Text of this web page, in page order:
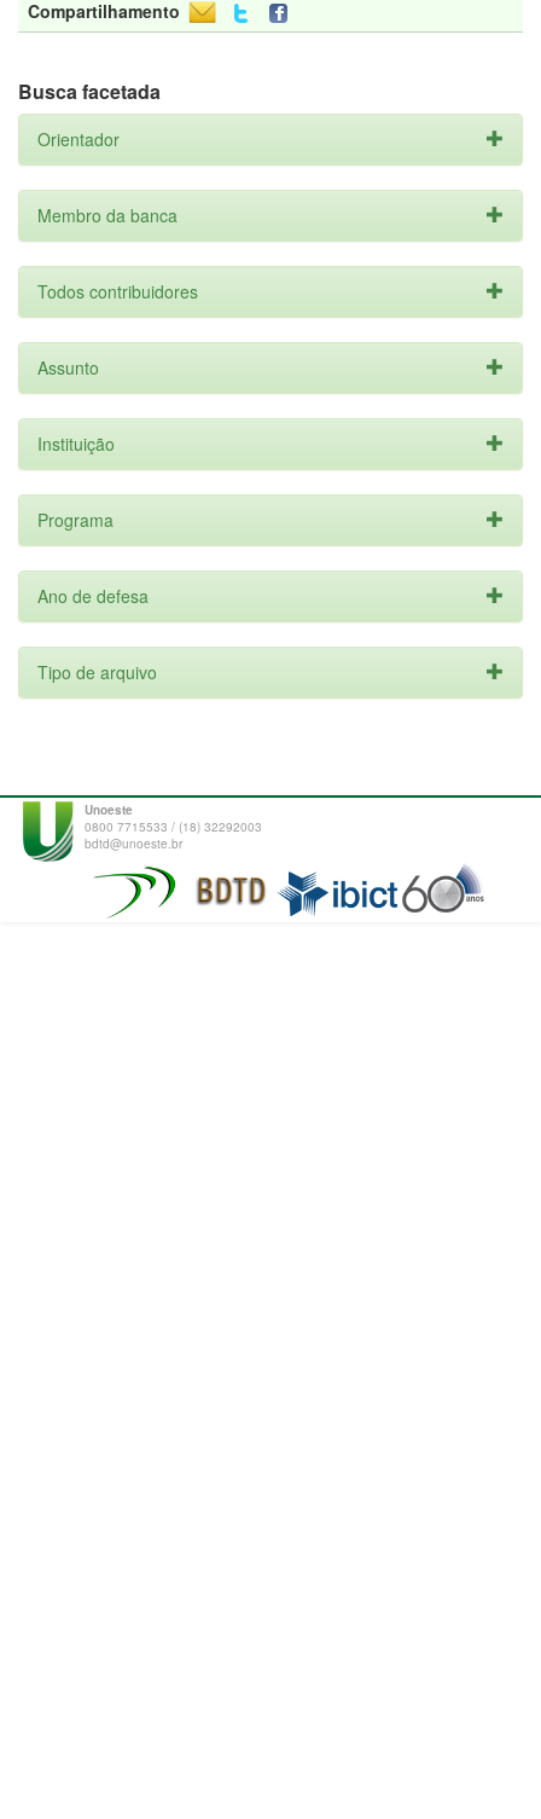
Compartilhamento
Busca facetada
Orientador
Membro da banca
Todos contribuidores
Assunto
Instituição
Programa
Ano de defesa
Tipo de arquivo
Unoeste
0800 7715533 / (18) 32292003
bdtd@unoeste.br